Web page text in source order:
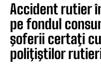
Accident rutier
pe fondul
şoferii certaţi
poliţiştilor